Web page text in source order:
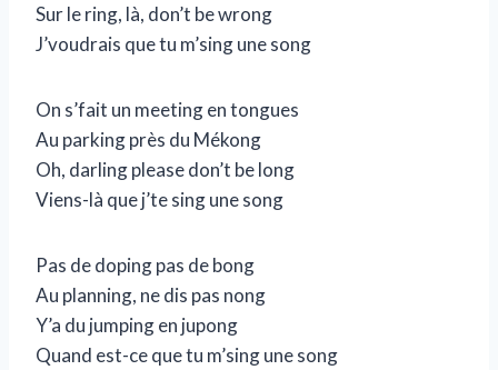
Sur le ring, là, don’t be wrong
J’voudrais que tu m’sing une song
On s’fait un meeting en tongues
Au parking près du Mékong
Oh, darling please don’t be long
Viens-là que j’te sing une song
Pas de doping pas de bong
Au planning, ne dis pas nong
Y’a du jumping en jupong
Quand est-ce que tu m’sing une song